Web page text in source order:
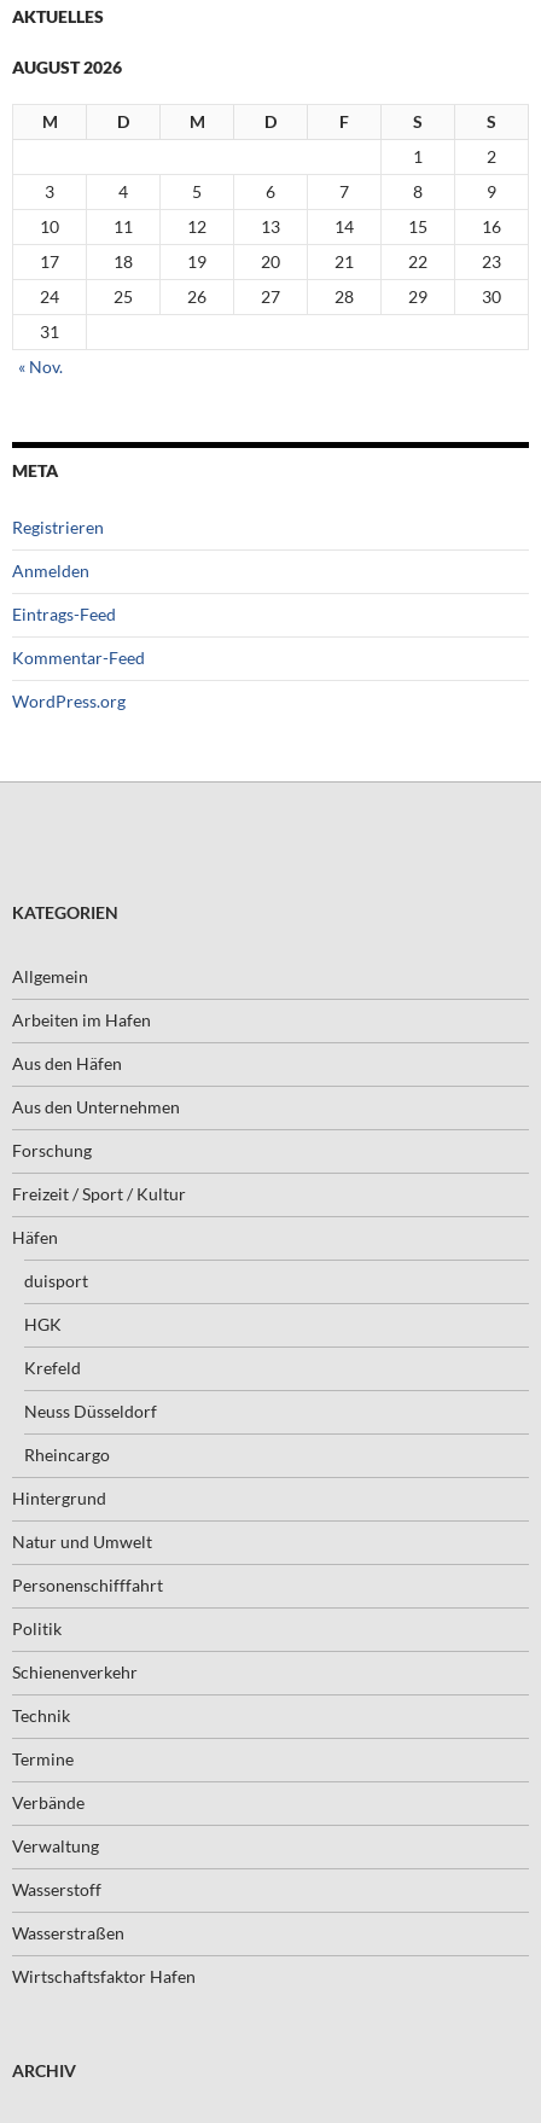
AKTUELLES
AUGUST 2026
M D M D F S
S
1
2
3
4 5 6 7 8
9
10
11 12 13 14 15
16
17
18 19 20 21 22
23
24
25 26 27 28 29
30
31
« Nov.
META
Registrieren
Anmelden
Eintrags-Feed
Kommentar-Feed
WordPress.org
KATEGORIEN
Allgemein
Arbeiten im Hafen
Aus den Häfen
Aus den Unternehmen
Forschung
Freizeit / Sport / Kultur
Häfen
duisport
HGK
Krefeld
Neuss Düsseldorf
Rheincargo
Hintergrund
Natur und Umwelt
Personenschifffahrt
Politik
Schienenverkehr
Technik
Termine
Verbände
Verwaltung
Wasserstoff
Wasserstraßen
Wirtschaftsfaktor Hafen
ARCHIV